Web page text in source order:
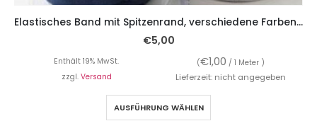
Elastisches Band mit Spitzenrand, verschiedene Farben – 5 Meter
€5,00
Enthält 19% MwSt. (€1,00 / 1 Meter )
zzgl. Versand Lieferzeit: nicht angegeben
AUSFÜHRUNG WÄHLEN